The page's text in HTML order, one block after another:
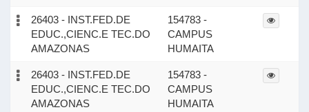
26403 - INST.FED.DE
EDUC.,CIENC.E TEC.DO
AMAZONAS
154783 -
CAMPUS
HUMAITA
26403 - INST.FED.DE
EDUC.,CIENC.E TEC.DO
AMAZONAS
154783 -
CAMPUS
HUMAITA